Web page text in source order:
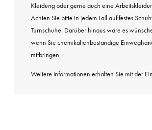
Kleidung oder gerne auch eine
Achten Sie bitte in jedem Fall auf festes
Turnschuhe. Darüber hinaus wäre es
wenn Sie chemikalienbeständige
mitbringen.
Weitere Informationen erhalten Sie mit der